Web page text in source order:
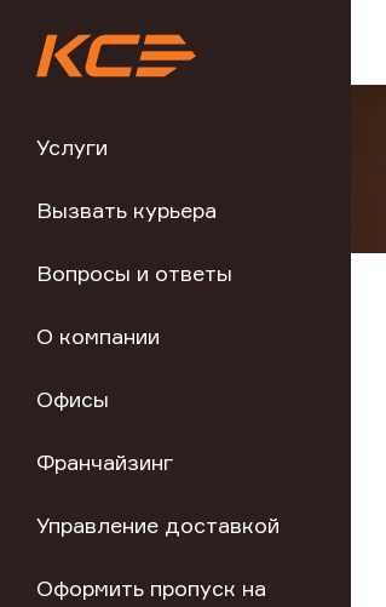
Услуги
Вызвать курьера
Вопросы и ответы
О компании
Офисы
Франчайзинг
Управление доставкой
Оформить пропуск на